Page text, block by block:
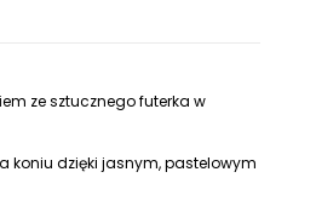
ze sztucznego futerka w
koniu dzięki jasnym, pastelowym